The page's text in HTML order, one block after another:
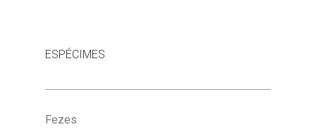
ESPÉCIMES
Fezes